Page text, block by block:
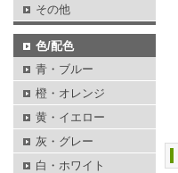
その他
色/配色
青・ブルー
橙・オレンジ
黄・イエロー
灰・グレー
白・ホワイト